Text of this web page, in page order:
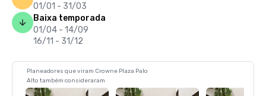
01/01 - 31/03
Baixa temporada
01/04 - 14/09
16/11 - 31/12
Planeadores que viram Crowne Plaza Palo
Alto também consideraram